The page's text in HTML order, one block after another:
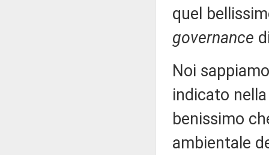
quel
governance
Noi
indicato
benissimo
ambientale